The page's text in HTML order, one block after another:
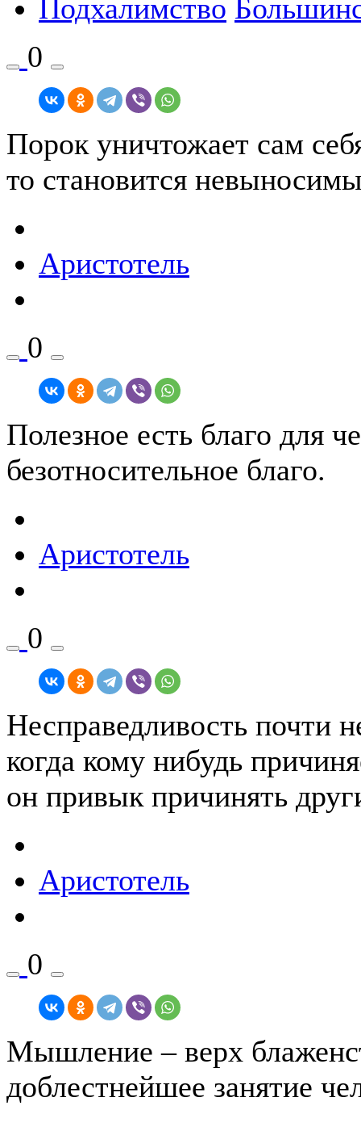
Подхалимство
0
Порок уничтожает сам
то становится
Аристотель
0
Полезное есть благо для
безотносительное благо.
Аристотель
0
Несправедливость почти
когда кому нибудь
он привык причинять
Аристотель
0
Мышление – верх
доблестнейшее занятие